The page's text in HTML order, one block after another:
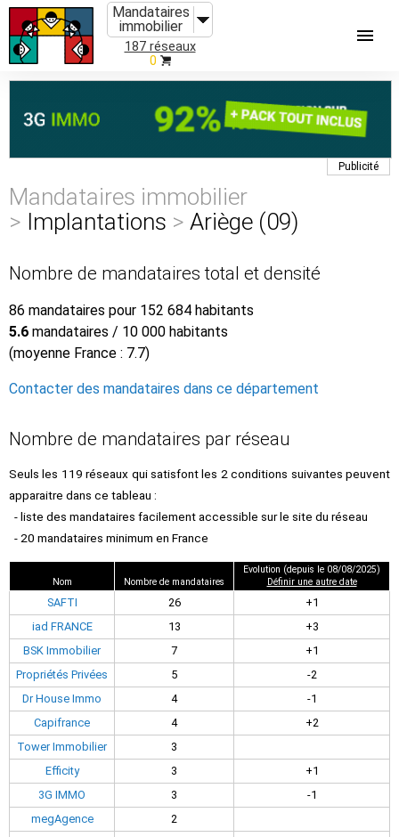
Mandataires
immobilier
187 réseaux
0
Publicité
Mandataires immobilier
> Implantations > Ariège (09)
Nombre de mandataires total et densité
86 mandataires pour 152 684 habitants
5.6 mandataires / 10 000 habitants
(moyenne France : 7.7)
Contacter des mandataires dans ce département
Nombre de mandataires par réseau
Seuls les 119 réseaux qui satisfont les 2 conditions suivantes peuvent
apparaitre dans ce tableau :
- liste des mandataires facilement accessible sur le site du réseau
- 20 mandataires minimum en France
Nom Nombre de mandataires
Evolution (depuis le 08/08/2025)
Définir une autre date
SAFTI 26
+1
iad FRANCE
13
+3
BSK Immobilier
7
+1
Propriétés Privées
5
-2
Dr House Immo
4
-1
Capifrance
4
+2
Tower Immobilier
3
Efficity
3
+1
3G IMMO
3
-1
megAgence
2